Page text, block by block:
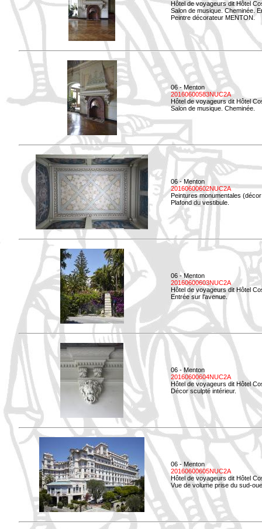
Hôtel de voyageurs dit Hôtel
Salon de musique. Cheminée.
Peintre décorateur MENTON.
06 - Menton
20160600583NUC2A
Hôtel de voyageurs dit Hôtel
Salon de musique. Cheminée.
06 - Menton
20160600602NUC2A
Peintures monumentales
Plafond du vestibule.
06 - Menton
20160600603NUC2A
Hôtel de voyageurs dit Hôtel
Entrée sur l'avenue.
06 - Menton
20160600604NUC2A
Hôtel de voyageurs dit Hôtel
Décor sculpté intérieur.
06 - Menton
20160600605NUC2A
Hôtel de voyageurs dit Hôtel
Vue de volume prise du sud-